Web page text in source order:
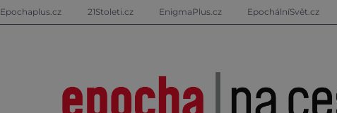
Epochaplus.cz 21Stoleti.cz EnigmaPlus.cz EpochálníSvět.cz